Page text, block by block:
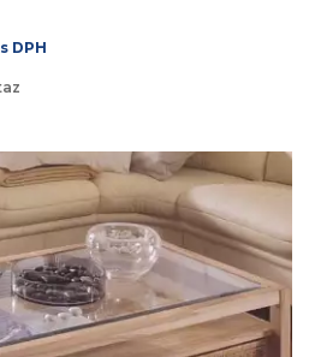
s DPH